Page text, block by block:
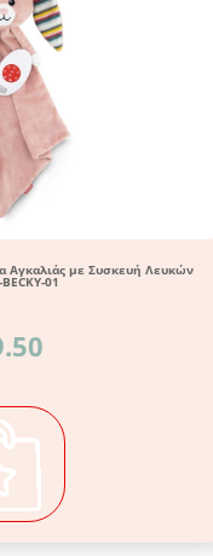
Αγκαλιάς με Συσκευή Λευκών
01